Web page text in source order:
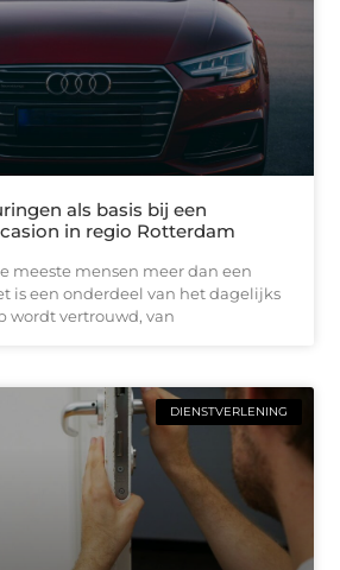
als basis bij een
in regio Rotterdam
meeste mensen meer dan een
is een onderdeel van het dagelijks
wordt vertrouwd, van
DIENSTVERLENING